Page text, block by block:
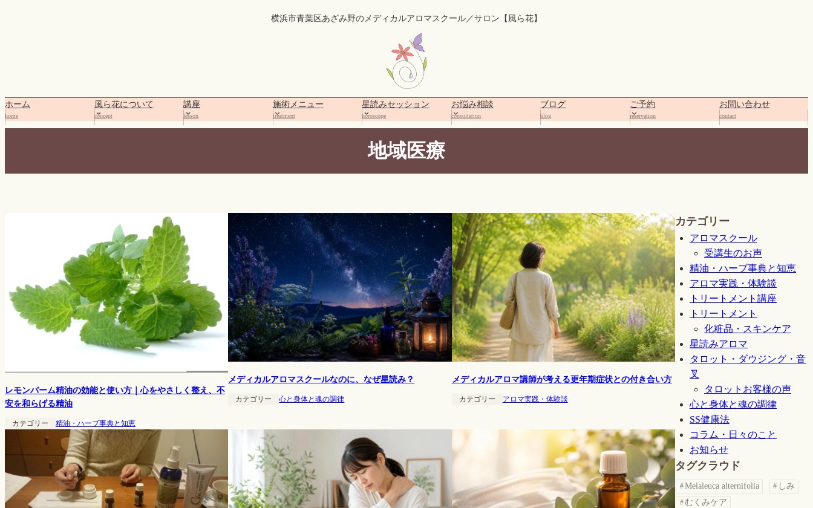
プ
横浜市青葉区あざみ野のメディカルアロマスクール／サロン【風ら花】
ホーム
home
風ら花について
concept
講座
lesson
施術メニュー
treatment
星読みセッション
horoscope
お悩み相談
consultation
ブログ
blog
ご予約
reservation
お問い合わせ
contact
地域医療
レモンバーム精油の効能と使い方｜心をやさしく整え、不
安を和らげる精油
カテゴリー 精油・ハーブ事典と知恵
メディカルアロマスクールなのに、なぜ星読み？
カテゴリー 心と身体と魂の調律
メディカルアロマ講師が考える更年期症状との付き合い方
カテゴリー アロマ実践・体験談
カテゴリー
アロマスクール
受講生のお声
精油・ハーブ事典と知恵
アロマ実践・体験談
トリートメント講座
トリートメント
化粧品・スキンケア
星読みアロマ
タロット・ダウジング・音
叉
タロットお客様の声
心と身体と魂の調律
SS健康法
コラム・日々のこと
お知らせ
タグクラウド
Melaleuca alternifolia
しみ
むくみケア